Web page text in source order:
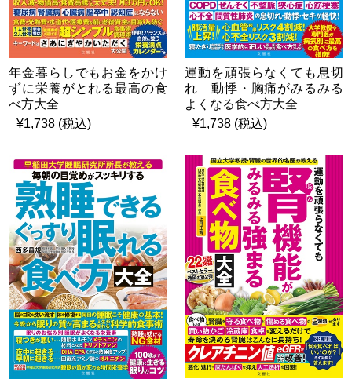
年金暮らしでもお金をかけ
ずに栄養がとれる最高の食
べ方大全
¥1,738 (税込)
運動を頑張らなくても息切
れ 動悸・胸痛がみるみる
よくなる食べ方大全
¥1,738 (税込)